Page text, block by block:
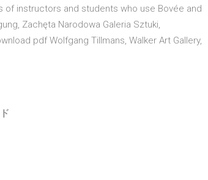
instructors and students who use Bovée and
Zachęta Narodowa Galeria Sztuki,
pdf Wolfgang Tillmans, Walker Art Gallery,